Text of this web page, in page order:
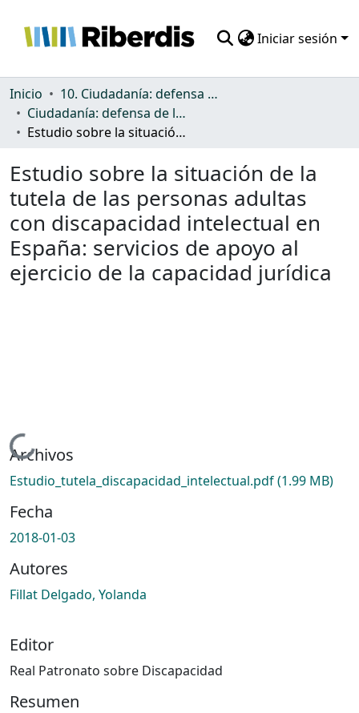
Iniciar sesión
Comunidades
Todo DSpace
Inicio
10. Ciudadanía: defensa de los derechos y discriminación
Ciudadanía: defensa de los derechos y discriminación
Estudio sobre la situación de la tutela de las personas adultas con discapacidad intelectual en España: servicios de apoyo al ejercicio de la capacidad jurídica
Estudio sobre la situación de la
tutela de las personas adultas
con discapacidad intelectual en
España: servicios de apoyo al
ejercicio de la capacidad jurídica
Cargando...
Archivos
Estudio_tutela_discapacidad_intelectual.pdf(1.99 MB)
Fecha
2018-01-03
Autores
Fillat Delgado, Yolanda
Editor
Real Patronato sobre Discapacidad
Resumen